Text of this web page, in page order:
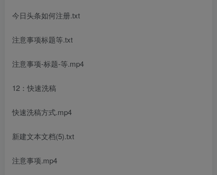
今日头条如何注册.txt
注意事项标题等.txt
注意事项-标题-等.mp4
12：快速洗稿
快速洗稿方式.mp4
新建文本文档(5).txt
注意事项.mp4